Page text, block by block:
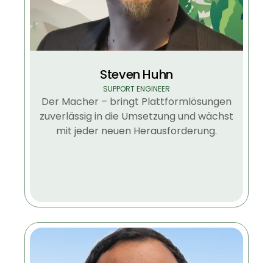
Steven Huhn
SUPPORT ENGINEER
Der Macher – bringt Plattformlösungen
zuverlässig in die Umsetzung und wächst
mit jeder neuen Herausforderung.